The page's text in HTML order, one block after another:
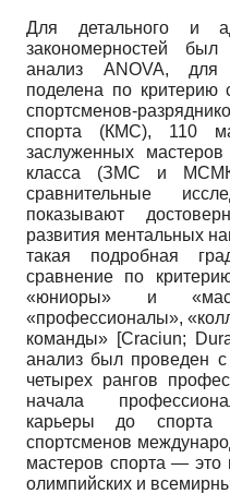
Для детального и
закономерностей
анализ ANOVA, для
поделена по критерию
спортсменов-
спорта (КМС), 110
заслуженных
класса (ЗМС и
сравнительные
показывают
развития ментальных
такая подробная
сравнение по
«юниоры» и
«профессионалы»,
команды» [Craciun;
анализ был проведен с
четырех рангов
начала
карьеры до спорта
спортсменов
мастеров спорта — это
олимпийских и